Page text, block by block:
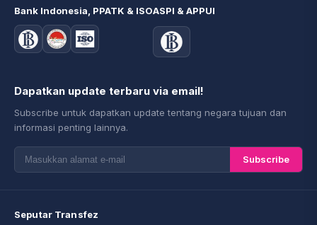
Bank Indonesia, PPATK & ISOASPI & APPUI
Dapatkan update terbaru via email!
Subscribe untuk dapatkan update tentang negara tujuan dan
informasi penting lainnya.
Subscribe
Seputar Transfez